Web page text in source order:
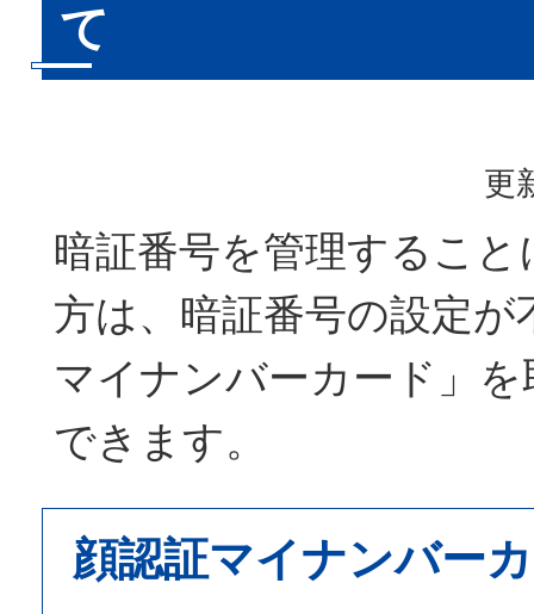
て
更
暗証番号を管理するこ
方は、暗証番号の設定が
マイナンバーカード」
できます。
顔認証マイナンバー